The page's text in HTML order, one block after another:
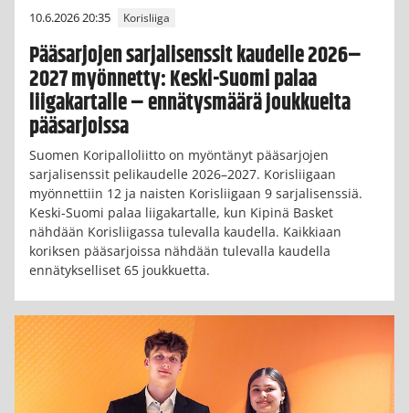
10.6.2026 20:35 Korisliiga
Pääsarjojen sarjalisenssit kaudelle 2026–
2027 myönnetty: Keski-Suomi palaa
liigakartalle – ennätysmäärä joukkueita
pääsarjoissa
Suomen Koripalloliitto on myöntänyt pääsarjojen
sarjalisenssit pelikaudelle 2026–2027. Korisliigaan
myönnettiin 12 ja naisten Korisliigaan 9 sarjalisenssiä.
Keski-Suomi palaa liigakartalle, kun Kipinä Basket
nähdään Korisliigassa tulevalla kaudella. Kaikkiaan
koriksen pääsarjoissa nähdään tulevalla kaudella
ennätykselliset 65 joukkuetta.